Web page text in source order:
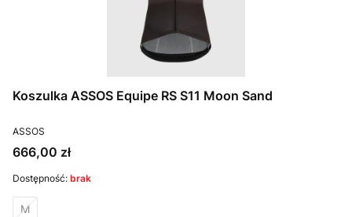
Koszulka ASSOS Equipe RS S11 Moon Sand
PRODUCENT
ASSOS
Cena
666,00 zł
Dostępność: brak
M